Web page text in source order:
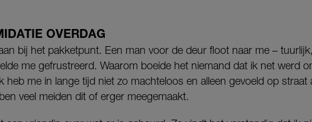
OVERDAG
bij het pakketpunt. Een man voor de deur floot naar me –
me gefrustreerd. Waarom boeide het niemand dat ik net werd
heb me in lange tijd niet zo machteloos en alleen gevoeld op straat
veel meiden dit of erger meegemaakt.